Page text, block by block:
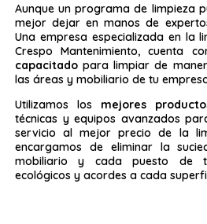
Aunque un programa de limpieza
mejor dejar en manos de
Una empresa especializada en la
Crespo Mantenimiento, cuenta
capacitadopara limpiar de
las áreas y mobiliario de tu
Utilizamos los mejores
técnicas y equipos avanzados
servicio al mejor precio de la
encargamos de eliminar la
mobiliario y cada puesto de
ecológicos y acordes a cada